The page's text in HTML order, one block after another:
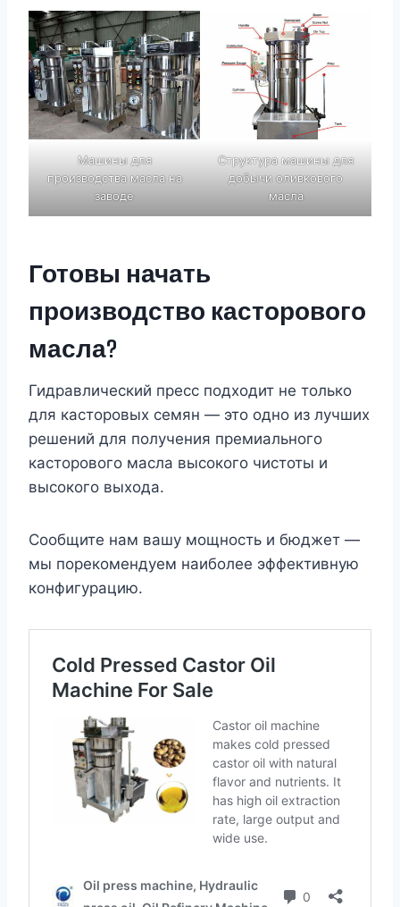
Машины для
производства масла на
заводе
Структура машины для
добычи оливкового
масла
Готовы начать
производство касторового
масла?
Гидравлический пресс подходит не только
для касторовых семян — это одно из лучших
решений для получения премиального
касторового масла высокого чистоты и
высокого выхода.
Сообщите нам вашу мощность и бюджет —
мы порекомендуем наиболее эффективную
конфигурацию.